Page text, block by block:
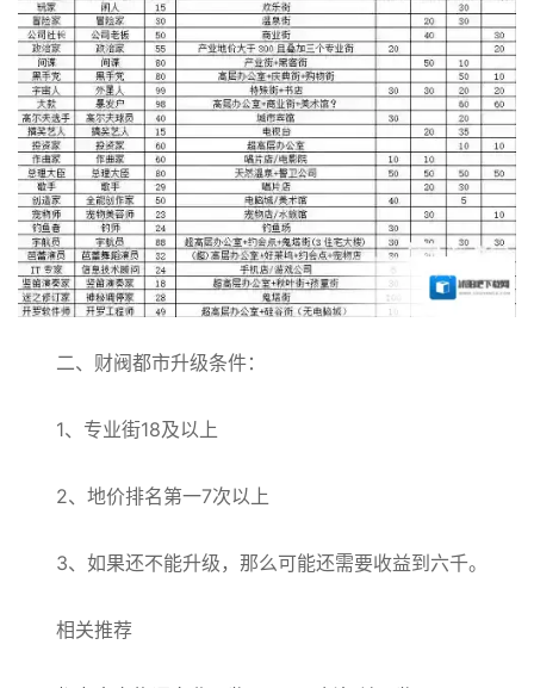
二、财阀都市升级条件：
1、专业街18及以上
2、地价排名第一7次以上
3、如果还不能升级，那么可能还需要收益到六千。
相关推荐